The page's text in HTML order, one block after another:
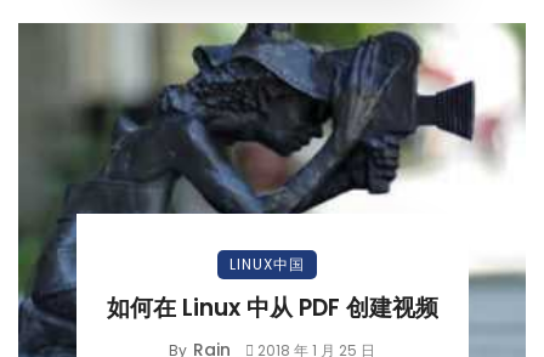
LINUX中国
如何在 Linux 中从 PDF 创建视频
By Rain 2018 年 1 月 25 日